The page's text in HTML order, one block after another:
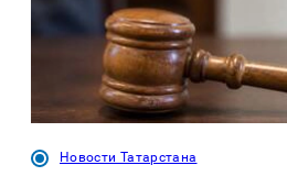
Новости Татарстана